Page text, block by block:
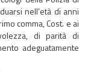
nell’età di anni
comma, Cost. e ai
di parità di
adeguatamente